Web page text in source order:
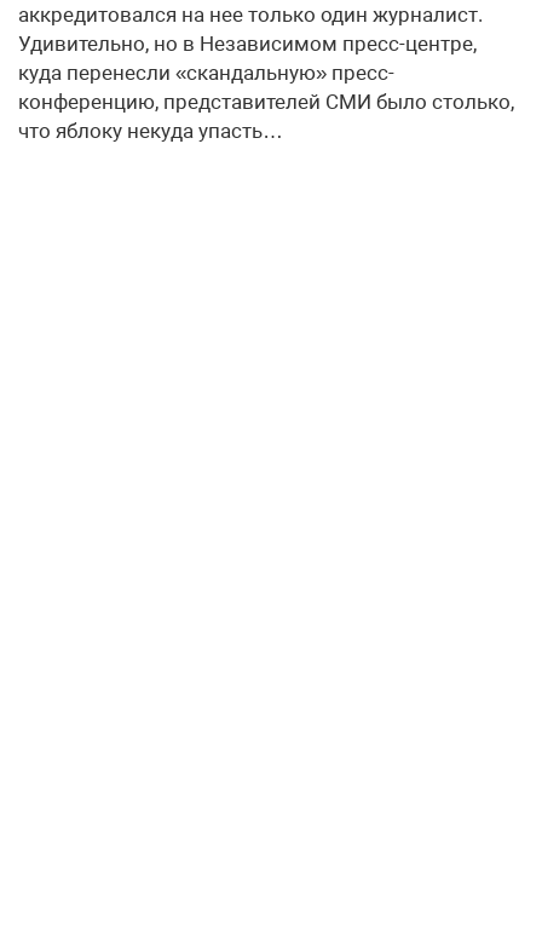
аккредитовался на нее только один журналист.
Удивительно, но в Независимом пресс-центре,
куда перенесли «скандальную» пресс-
конференцию, представителей СМИ было столько,
что яблоку некуда упасть…